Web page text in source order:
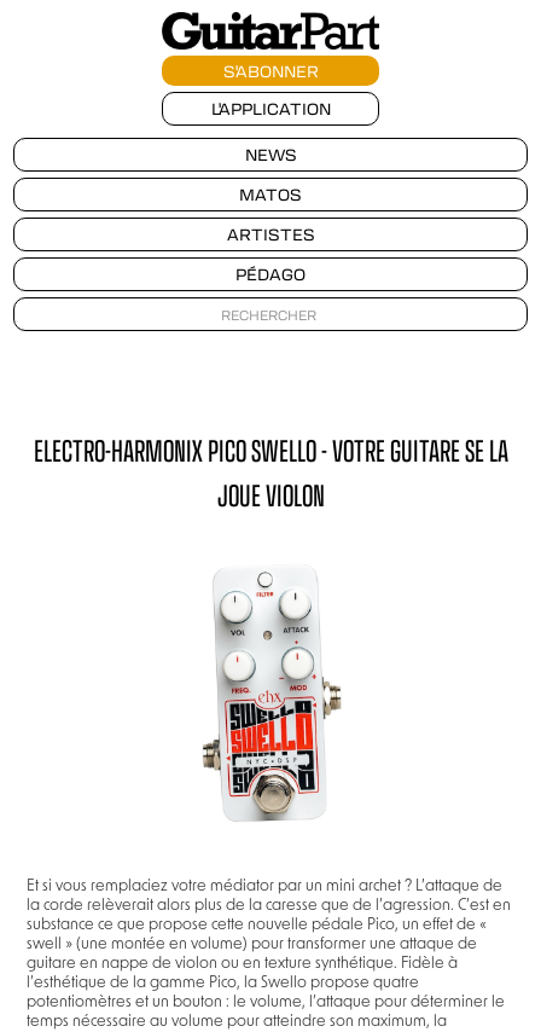
S'ABONNER
L'APPLICATION
NEWS
MATOS
ARTISTES
PÉDAGO
ELECTRO-HARMONIX PICO SWELLO - VOTRE GUITARE SE LA
JOUE VIOLON
Et si vous remplaciez votre médiator par un mini archet ? L’attaque de
la corde relèverait alors plus de la caresse que de l’agression. C’est en
substance ce que propose cette nouvelle pédale Pico, un effet de «
swell » (une montée en volume) pour transformer une attaque de
guitare en nappe de violon ou en texture synthétique. Fidèle à
l’esthétique de la gamme Pico, la Swello propose quatre
potentiomètres et un bouton : le volume, l’attaque pour déterminer le
temps nécessaire au volume pour atteindre son maximum, la